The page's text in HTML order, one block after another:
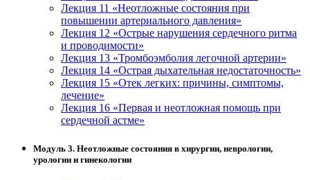
Лекция 11 «Неотложные состояния при
повышении артериального давления»
Лекция 12 «Острые нарушения сердечного ритма
и проводимости»
Лекция 13 «Тромбоэмболия легочной артерии»
Лекция 14 «Острая дыхательная недостаточность»
Лекция 15 «Отек легких: причины, симптомы,
лечение»
Лекция 16 «Первая и неотложная помощь при
сердечной астме»
Модуль 3. Неотложные состояния в хирургии, неврологии,
урологии и гинекологии